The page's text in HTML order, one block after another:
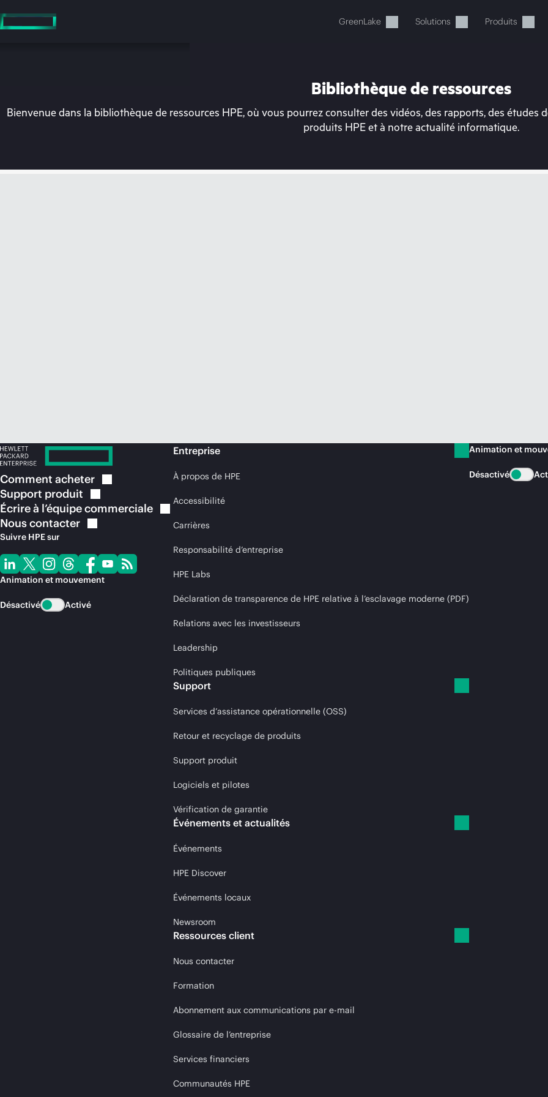
au
contenu
GreenLake Solutions Produits
Votre panier est actuellement
Bibliothèque de ressources
Bienvenue dans la bibliothèque de ressources HPE, où vous pourrez consulter des vidéos, des rapports, des études
produits HPE et à notre actualité informatique.
Comment acheter
Support produit
Écrire à l’équipecommerciale
Nouscontacter
Suivre HPE sur
Animation et mouvement
Désactivé Activé
Entreprise
À propos de HPE
Accessibilité
Carrières
Responsabilité d’entreprise
HPE Labs
Déclaration de transparence de HPE relative à l’esclavage moderne (PDF)
Relations avec les investisseurs
Leadership
Politiques publiques
Support
Services d’assistance opérationnelle (OSS)
Retour et recyclage de produits
Support produit
Logiciels et pilotes
Vérification de garantie
Événements et actualités
Événements
HPE Discover
Événements locaux
Newsroom
Ressources client
Nous contacter
Formation
Abonnement aux communications par e-mail
Glossaire de l’entreprise
Services financiers
Communautés HPE
Animation et
Désactivé